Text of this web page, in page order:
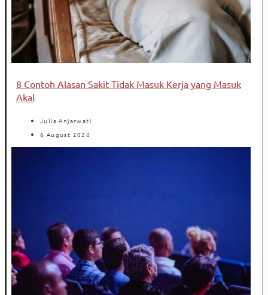
8 Contoh Alasan Sakit Tidak Masuk Kerja yang Masuk
Akal
Julia Anjarwati
6 August 2024